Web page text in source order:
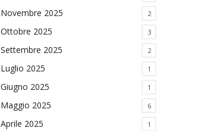
Novembre 2025 2
Ottobre 2025 3
Settembre 2025 2
Luglio 2025 1
Giugno 2025 1
Maggio 2025 6
Aprile 2025 1